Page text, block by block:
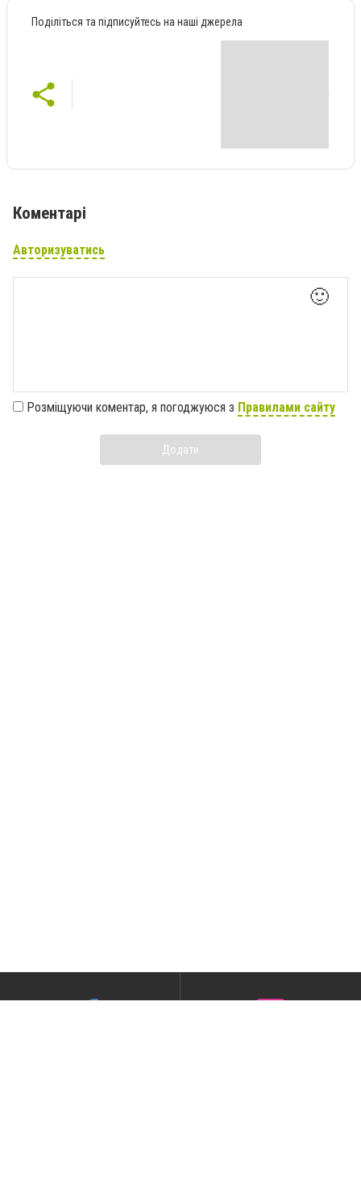
Поділіться та підписуйтесь на наші джерела
Коментарі
Авторизуватись
🙂
Розміщуючи коментар, я погоджуюся з Правилами сайту
Додати